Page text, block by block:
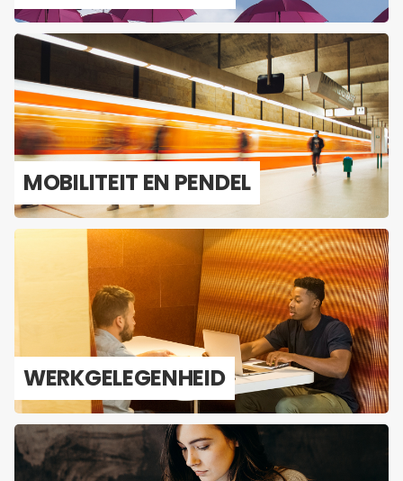
MO­BI­LI­TEIT EN PEN­DEL
WERK­GE­LE­GEN­HEID